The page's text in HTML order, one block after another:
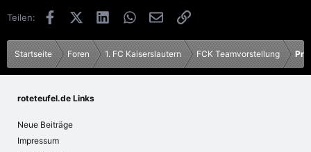
o
e
n
Teilen: FacebookX (Twitter)LinkedInWhatsApp
E-MailLink
Startseite Foren 1. FC Kaiserslautern FCK Teamvorstellung
roteteufel.de Links
Neue Beiträge
Impressum